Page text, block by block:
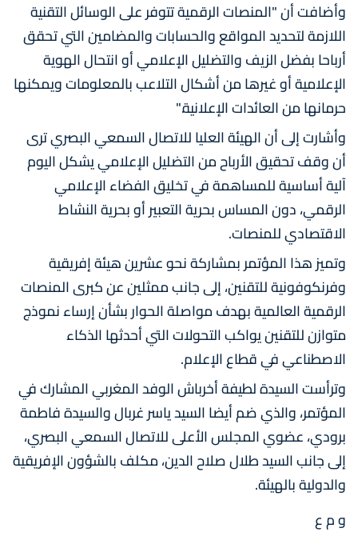
وأضافت أن "المنصات الرقمية تتوفر على الوسائل التقنية
اللازمة لتحديد المواقع والحسابات والمضامين التي تحقق
أرباحا بفضل الزيف والتضليل الإعلامي أو انتحال الهوية
الإعلامية أو غيرها من أشكال التلاعب بالمعلومات ويمكنها
حرمانها من العائدات الإعلانية."
وأشارت إلى أن الهيئة العليا للاتصال السمعي البصري ترى
أن وقف تحقيق الأرباح من التضليل الإعلامي يشكل اليوم
آلية أساسية للمساهمة في تخليق الفضاء الإعلامي
الرقمي، دون المساس بحرية التعبير أو بحرية النشاط
الاقتصادي للمنصات.
وتميز هذا المؤتمر بمشاركة نحو عشرين هيئة إفريقية
وفرنكوفونية للتقنين، إلى جانب ممثلين عن كبرى المنصات
الرقمية العالمية بهدف مواصلة الحوار بشأن إرساء نموذج
متوازن للتقنين يواكب التحولات التي أحدثها الذكاء
الاصطناعي في قطاع الإعلام.
وترأست السيدة لطيفة أخرباش الوفد المغربي المشارك في
المؤتمر، والذي ضم أيضا السيد ياسر غربال والسيدة فاطمة
برودي، عضوي المجلس الأعلى للاتصال السمعي البصري،
إلى جانب السيد طلال صلاح الدين، مكلف بالشؤون الإفريقية
والدولية بالهيئة.
و م ع